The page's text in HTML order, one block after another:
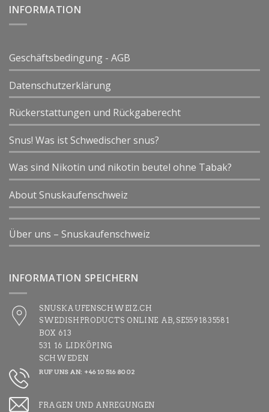
INFORMATION
Geschäftsbedingung - AGB
Datenschutzerklärung
Rückerstattungen und Rückgaberecht
Snus! Was ist Schwedischer snus?
Was sind Nikotin und nikotin beutel ohne Tabak?
About Snuskaufenschweiz
Über uns – Snuskaufenschweiz
INFORMATION SPEICHERN
SNUSKAUFENSCHWEIZ.CH
SWEDISHPRODUCTS ONLINE AB, SE5591835581
BOX 613
531 16 LIDKÖPING
SCHWEDEN
RUF UNS AN: +46 10 516 80 02
FRAGEN UND ANREGUNGEN